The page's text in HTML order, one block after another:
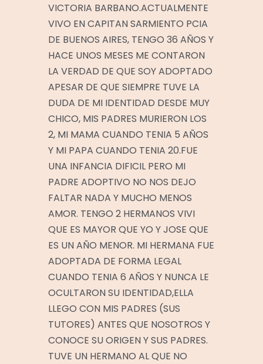
VICTORIA BARBANO.ACTUALMENTE
VIVO EN CAPITAN SARMIENTO PCIA
DE BUENOS AIRES, TENGO 36 AÑOS Y
HACE UNOS MESES ME CONTARON
LA VERDAD DE QUE SOY ADOPTADO
APESAR DE QUE SIEMPRE TUVE LA
DUDA DE MI IDENTIDAD DESDE MUY
CHICO, MIS PADRES MURIERON LOS
2, MI MAMA CUANDO TENIA 5 AÑOS
Y MI PAPA CUANDO TENIA 20.FUE
UNA INFANCIA DIFICIL PERO MI
PADRE ADOPTIVO NO NOS DEJO
FALTAR NADA Y MUCHO MENOS
AMOR. TENGO 2 HERMANOS VIVI
QUE ES MAYOR QUE YO Y JOSE QUE
ES UN AÑO MENOR. MI HERMANA FUE
ADOPTADA DE FORMA LEGAL
CUANDO TENIA 6 AÑOS Y NUNCA LE
OCULTARON SU IDENTIDAD,ELLA
LLEGO CON MIS PADRES (SUS
TUTORES) ANTES QUE NOSOTROS Y
CONOCE SU ORIGEN Y SUS PADRES.
TUVE UN HERMANO AL QUE NO